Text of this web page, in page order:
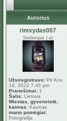
Autorius
rimvydas007
Stebėtojas (-a)
Užsiregistravo: Pir Kov
14, 2022 7:46 pm
Pranešimai: 1
Šalis: Lietuva
Miestas, gyvenvietė,
kaimas: Kaunas
mano pomėgiai:
Fotografija